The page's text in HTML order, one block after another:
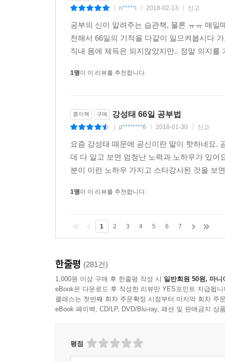
n*****i 2018-02-13 신고
공부의 신이 알려주는 습관책, 물론 ㅠㅠ 매
천해서 66일의 기적을 다같이 일으켜봅시다
직내 몸에 체득은 되지않았지만.. 정말 의지
1명이 이 리뷰를 추천합니다.
종이책 구매 강성태 66일 공부법
p********6 2018-01-30 신고
요즘 강성태 때문에 공신이란 말이 핫하네요.
데 다 알고 보면 엄청난 노력과 노하우가 있
분이 이런 노하우 가지고 스타강사된 것을 보
1명이 이 리뷰를 추천합니다.
1 2 3 4 5 6 7
한줄평 (281건)
1,000원 이상 구매 후 한줄평 작성 시 일반회원 50원, 마니
eBook은 다운로드 후 작성한 리뷰만 YES포인트 지급됩니
클래스는 첫번째 회차 주문확정 시점부터 마지막 회차 주
eBook 페이백, CD/LP, DVD/Blu-ray, 패션 및 판매금지 상
평점